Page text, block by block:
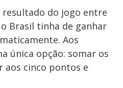
resultado do jogo entre
Brasil tinha de ganhar
Aos
única opção: somar os
cinco pontos e